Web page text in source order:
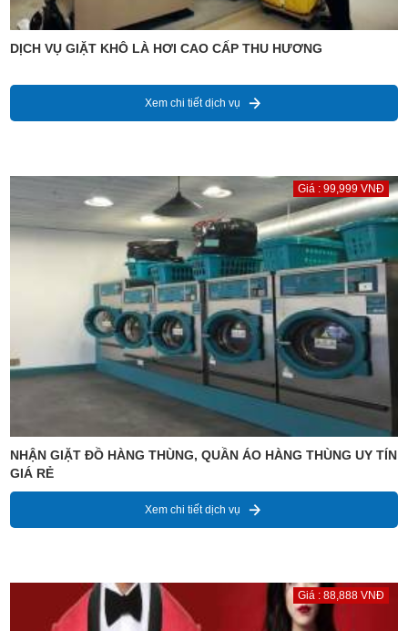
DỊCH VỤ GIẶT KHÔ LÀ HƠI CAO CẤP THU HƯƠNG
Xem chi tiết dịch vụ
Giá : 99,999 VNĐ
NHẬN GIẶT ĐỒ HÀNG THÙNG, QUẦN ÁO HÀNG THÙNG UY TÍN
GIÁ RẺ
Xem chi tiết dịch vụ
Giá : 88,888 VNĐ